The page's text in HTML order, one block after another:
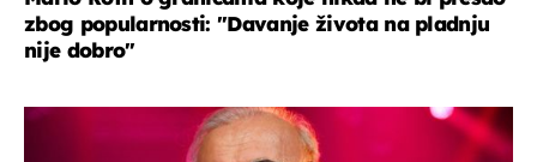
zbog popularnosti: "Davanje života na pladnju
nije dobro"